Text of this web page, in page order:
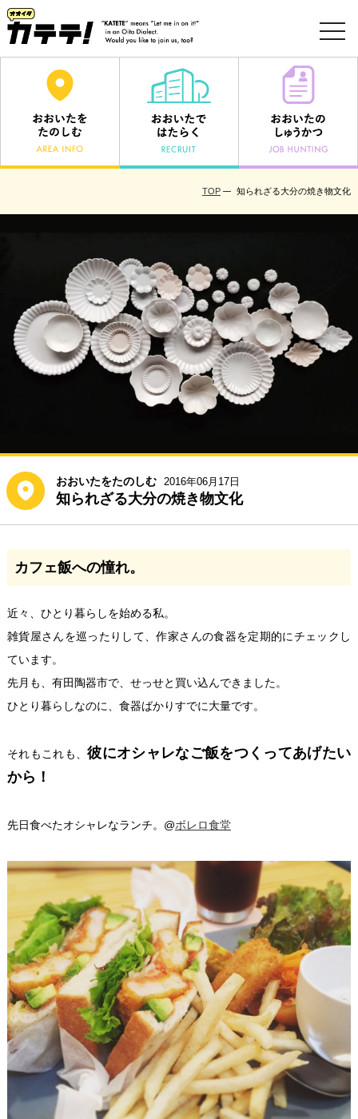
TOP 知られざる大分の焼き物文化
おおいたをたのしむ 2016年06月17日
知られざる大分の焼き物文化
カフェ飯への憧れ。
近々、ひとり暮らしを始める私。
雑貨屋さんを巡ったりして、作家さんの食器を定期的にチェックし
ています。
先月も、有田陶器市で、せっせと買い込んできました。
ひとり暮らしなのに、食器ばかりすでに大量です。
それもこれも、彼にオシャレなご飯をつくってあげたい
から！
先日食べたオシャレなランチ。@ボレロ食堂